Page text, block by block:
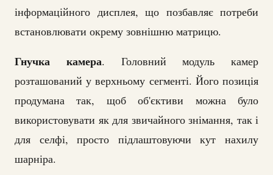
інформаційного дисплея, що позбавляє потреби
встановлювати окрему зовнішню матрицю.
Гнучка камера. Головний модуль камер
розташований у верхньому сегменті. Його позиція
продумана так, щоб об'єктиви можна було
використовувати як для звичайного знімання, так і
для селфі, просто підлаштовуючи кут нахилу
шарніра.